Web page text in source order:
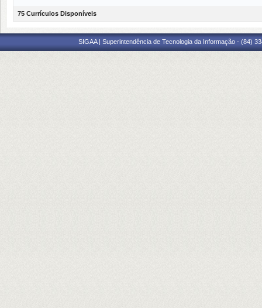
75 Currículos Disponíveis
SIGAA | Superintendência de Tecnologia da Informação - (84)